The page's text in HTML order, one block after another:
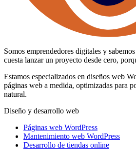
Somos emprendedores digitales y
cuesta lanzar un proyecto desde cero,
Estamos especializados en diseños web
páginas web a medida, optimizadas para
natural.
Diseño y desarrollo web
Páginas web WordPress
Mantenimiento web WordPress
Desarrollo de tiendas online